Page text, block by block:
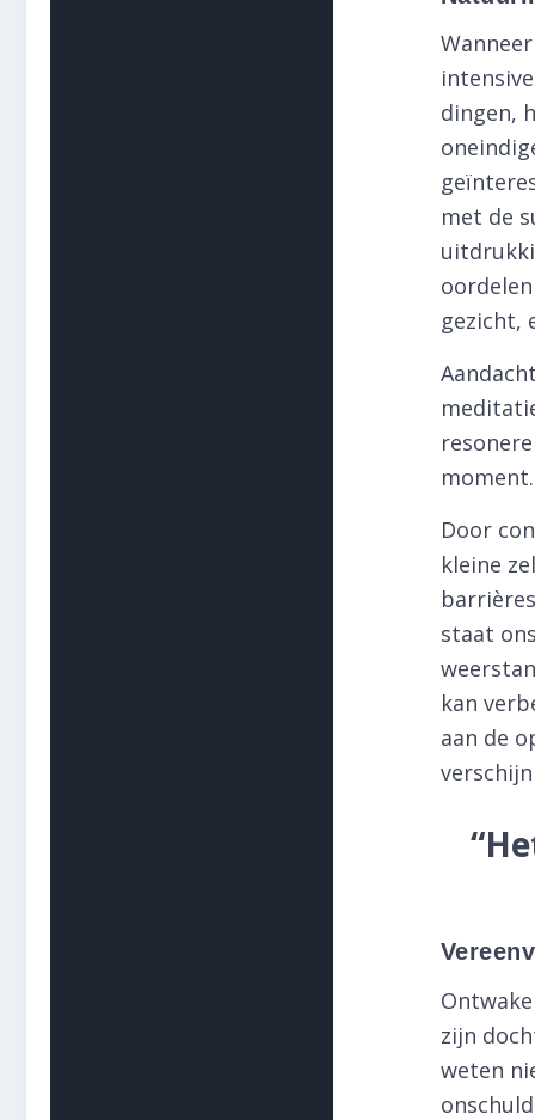
dingen,
met de
gezicht,
moment.
Door
kleine
staat
kan
aan de
zijn
weten